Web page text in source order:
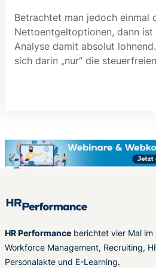
Betrachtet man jedoch einmal
Nettoentgeltoptionen, dann ist
Analyse damit absolut
sich darin „nur“ die
HR Performance berichtet vier Mal
Workforce Management, Recruiting,
Personalakte und E-Learning.